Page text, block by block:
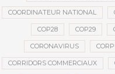
COORDINATEUR NATIONAL
COP28 COP29
CORONAVIRUS
CORRIDORS COMMERCIAUX